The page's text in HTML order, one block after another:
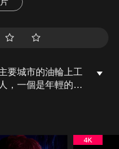
要城市的油輪上工
，一個是年輕的女